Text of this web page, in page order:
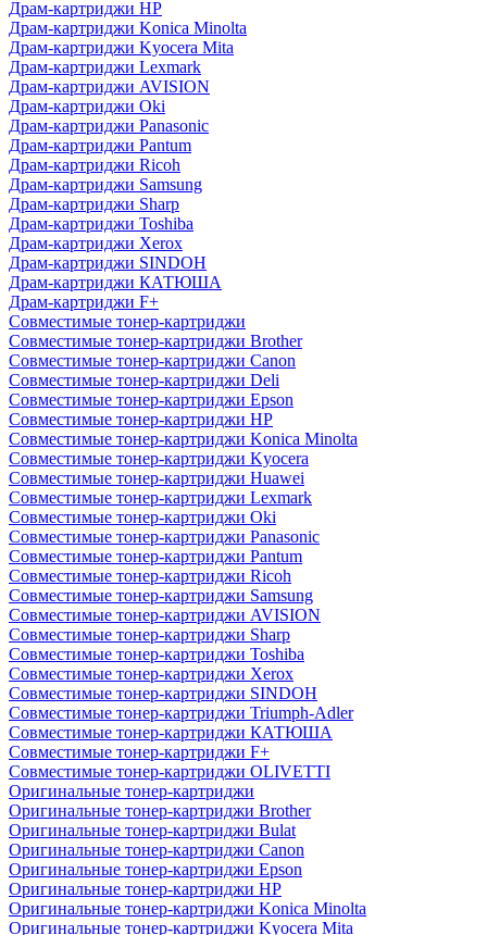
Драм-картриджи HP
Драм-картриджи Konica Minolta
Драм-картриджи Kyocera Mita
Драм-картриджи Lexmark
Драм-картриджи AVISION
Драм-картриджи Oki
Драм-картриджи Panasonic
Драм-картриджи Pantum
Драм-картриджи Ricoh
Драм-картриджи Samsung
Драм-картриджи Sharp
Драм-картриджи Toshiba
Драм-картриджи Xerox
Драм-картриджи SINDOH
Драм-картриджи КАТЮША
Драм-картриджи F+
Совместимые тонер-картриджи
Совместимые тонер-картриджи Brother
Совместимые тонер-картриджи Canon
Совместимые тонер-картриджи Deli
Совместимые тонер-картриджи Epson
Совместимые тонер-картриджи HP
Совместимые тонер-картриджи Konica Minolta
Совместимые тонер-картриджи Kyocera
Совместимые тонер-картриджи Huawei
Совместимые тонер-картриджи Lexmark
Совместимые тонер-картриджи Oki
Совместимые тонер-картриджи Panasonic
Совместимые тонер-картриджи Pantum
Совместимые тонер-картриджи Ricoh
Совместимые тонер-картриджи Samsung
Совместимые тонер-картриджи AVISION
Совместимые тонер-картриджи Sharp
Совместимые тонер-картриджи Toshiba
Совместимые тонер-картриджи Xerox
Совместимые тонер-картриджи SINDOH
Совместимые тонер-картриджи Triumph-Adler
Совместимые тонер-картриджи КАТЮША
Совместимые тонер-картриджи F+
Совместимые тонер-картриджи OLIVETTI
Оригинальные тонер-картриджи
Оригинальные тонер-картриджи Brother
Оригинальные тонер-картриджи Bulat
Оригинальные тонер-картриджи Canon
Оригинальные тонер-картриджи Epson
Оригинальные тонер-картриджи HP
Оригинальные тонер-картриджи Konica Minolta
Оригинальные тонер-картриджи Kyocera Mita